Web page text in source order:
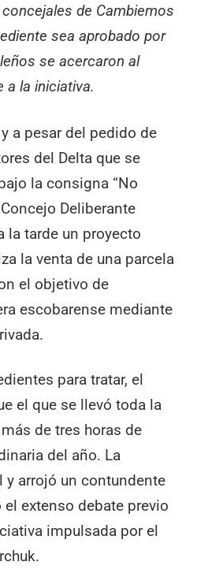
de Cambiemos
sea aprobado por
se acercaron al
a la iniciativa.
a pesar del pedido de
del Delta que se
la consigna “No
Deliberante
la tarde un proyecto
la venta de una parcela
el objetivo de
escobarense mediante
para tratar, el
el que se llevó toda la
de tres horas de
del año. La
arrojó un contundente
extenso debate previo
impulsada por el